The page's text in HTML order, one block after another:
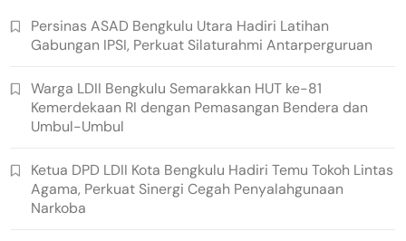
Persinas ASAD Bengkulu Utara Hadiri Latihan
Gabungan IPSI, Perkuat Silaturahmi Antarperguruan
Warga LDII Bengkulu Semarakkan HUT ke-81
Kemerdekaan RI dengan Pemasangan Bendera dan
Umbul-Umbul
Ketua DPD LDII Kota Bengkulu Hadiri Temu Tokoh Lintas
Agama, Perkuat Sinergi Cegah Penyalahgunaan
Narkoba